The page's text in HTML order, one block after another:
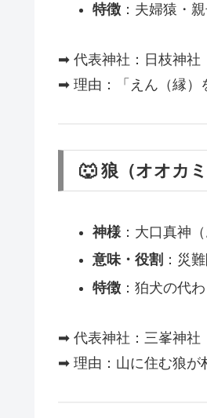
特徴：夫婦猿・
➡ 代表神社：日枝神社
➡ 理由：「えん（縁）
🐺 狼（オオカ
神様：大口真神
意味・役割 ：災
特徴：狛犬の代
➡ 代表神社：三峯神社
➡ 理由：山に住む狼が